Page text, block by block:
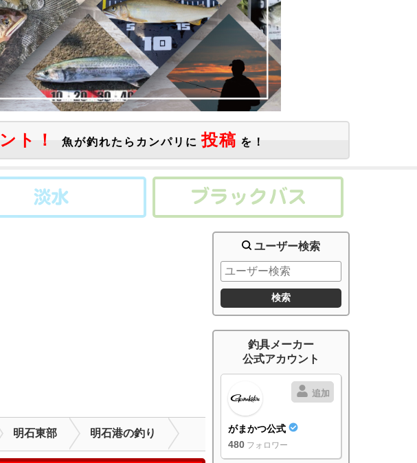
ト！ 魚が釣れたらカンパリに 投稿 を！
明石東部 明石港の釣り
ユーザー検索
釣具メーカー
公式アカウント
追加
がまかつ公式
480 フォロワー